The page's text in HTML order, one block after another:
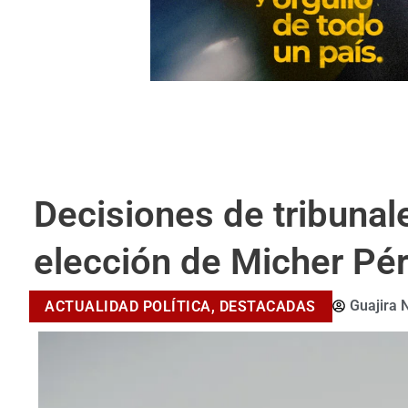
Decisiones de
elección de Micher
ACTUALIDAD POLÍTICA, DESTACADAS Guajira